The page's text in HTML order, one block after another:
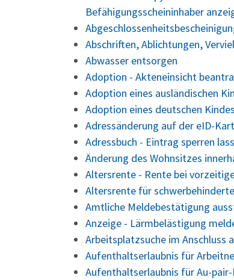
Befähigungsscheininhaber
Abschriften, Ablichtungen,
Abwasser entsorgen
Adoption - Akteneinsicht
Adoption eines ausländischen
Adoption eines deutschen
Adressänderung auf der eID-
Adressbuch - Eintrag sperren
Änderung des Wohnsitzes
Altersrente - Rente bei
Altersrente für
Amtliche Meldebestätigung
Anzeige - Lärmbelästigung
Arbeitsplatzsuche im Anschluss
Aufenthaltserlaubnis für
Aufenthaltserlaubnis für Au-